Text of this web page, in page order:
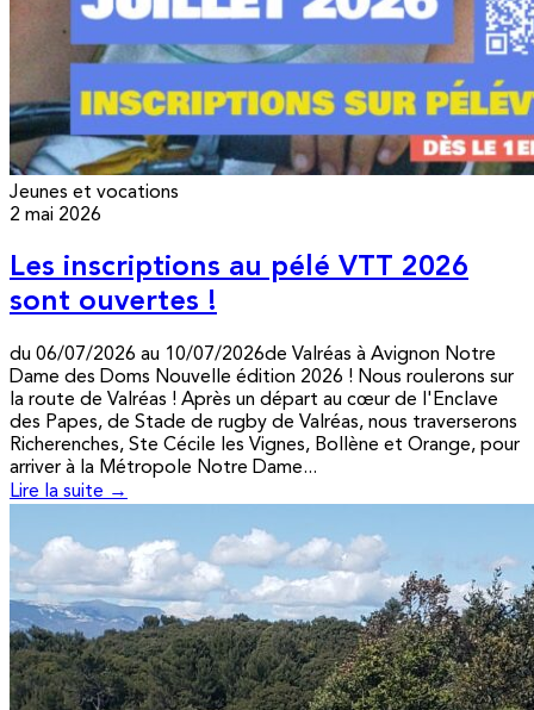
Jeunes et vocations
2 mai 2026
Les inscriptions au pélé VTT 2026
sont ouvertes !
du 06/07/2026 au 10/07/2026de Valréas à Avignon Notre
Dame des Doms Nouvelle édition 2026 ! Nous roulerons sur
la route de Valréas ! Après un départ au cœur de l'Enclave
des Papes, de Stade de rugby de Valréas, nous traverserons
Richerenches, Ste Cécile les Vignes, Bollène et Orange, pour
arriver à la Métropole Notre Dame...
Lire la suite →